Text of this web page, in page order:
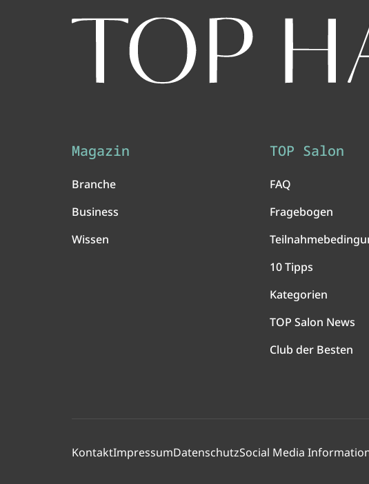
Magazin
Branche
Business
Wissen
TOP Salon
FAQ
Fragebogen
10 Tipps
Kategorien
TOP Salon News
Club der Besten
KontaktImpressumDatenschutzSocial Media